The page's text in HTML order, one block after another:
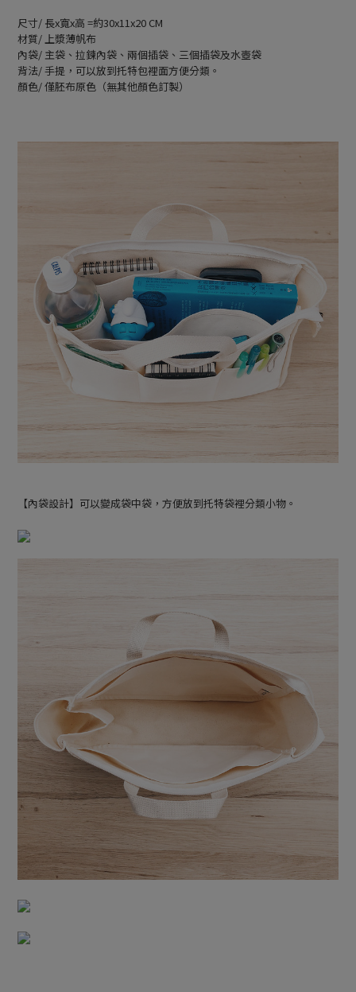
尺寸/ 長x寬x高 =約30x11x20 CM
材質/ 上漿薄帆布
內袋/ 主袋、拉鍊內袋、兩個插袋、三個插袋及水壺袋
背法/ 手提，可以放到托特包裡面方便分類。
顏色/ 僅胚布原色（無其他顏色訂製）
【內袋設計】可以變成袋中袋，方便放到托特袋裡分類小物。